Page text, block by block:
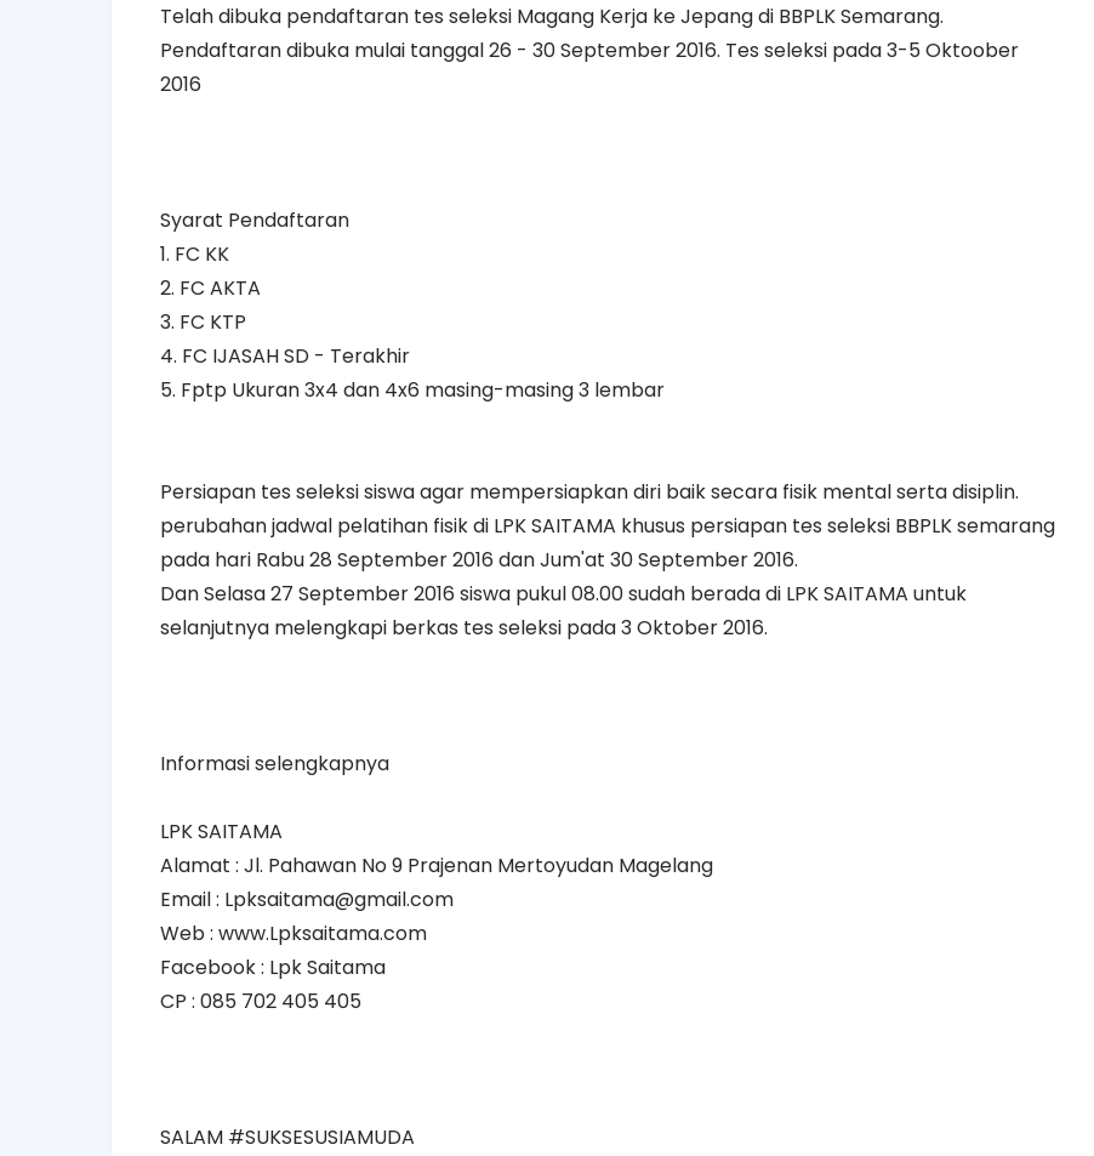
Telah dibuka pendaftaran tes seleksi Magang Kerja ke Jepang di BBPLK Semarang.
Pendaftaran dibuka mulai tanggal 26 - 30 September 2016. Tes seleksi pada 3-5 Oktoober
2016
Syarat Pendaftaran
1. FC KK
2. FC AKTA
3. FC KTP
4. FC IJASAH SD - Terakhir
5. Fptp Ukuran 3x4 dan 4x6 masing-masing 3 lembar
Persiapan tes seleksi siswa agar mempersiapkan diri baik secara fisik mental serta disiplin.
perubahan jadwal pelatihan fisik di LPK SAITAMA khusus persiapan tes seleksi BBPLK semarang
pada hari Rabu 28 September 2016 dan Jum'at 30 September 2016.
Dan Selasa 27 September 2016 siswa pukul 08.00 sudah berada di LPK SAITAMA untuk
selanjutnya melengkapi berkas tes seleksi pada 3 Oktober 2016.
Informasi selengkapnya
LPK SAITAMA
Alamat : Jl. Pahawan No 9 Prajenan Mertoyudan Magelang
Email : Lpksaitama@gmail.com
Web : www.Lpksaitama.com
Facebook : Lpk Saitama
CP : 085 702 405 405
SALAM #SUKSESUSIAMUDA